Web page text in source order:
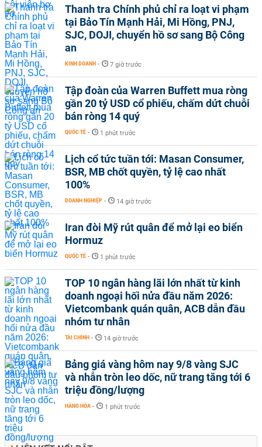
Thanh tra Chính phủ chỉ ra loạt vi phạm
tại Bảo Tín Mạnh Hải, Mi Hồng, PNJ,
SJC, DOJI, chuyển hồ sơ sang Bộ Công
an
KINH DOANH - 7 giờ trước
Tập đoàn của Warren Buffett mua ròng
gần 20 tỷ USD cổ phiếu, chấm dứt chuỗi
bán ròng 14 quý
QUỐC TẾ - 1 phút trước
Lịch cổ tức tuần tới: Masan Consumer,
BSR, MB chốt quyền, tỷ lệ cao nhất
100%
DOANH NGHIỆP - 14 giờ trước
Iran đòi Mỹ rút quân để mở lại eo biển
Hormuz
QUỐC TẾ - 1 phút trước
TOP 10 ngân hàng lãi lớn nhất từ kinh
doanh ngoại hối nửa đầu năm 2026:
Vietcombank quán quân, ACB dẫn đầu
nhóm tư nhân
TÀI CHÍNH - 14 giờ trước
Bảng giá vàng hôm nay 9/8 vàng SJC
và nhẫn tròn leo dốc, nữ trang tăng tới 6
triệu đồng/lượng
HÀNG HÓA - 1 phút trước